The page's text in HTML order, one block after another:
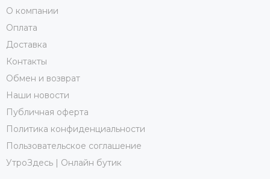
О компании
Оплата
Доставка
Контакты
Обмен и возврат
Наши новости
Публичная оферта
Политика конфиденциальности
Пользовательское соглашение
УтроЗдесь | Онлайн бутик